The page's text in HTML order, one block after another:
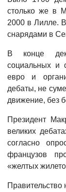
столько же в
2000 в Лилле.
снарядами в
В конце
социальных и
евро и
дебаты, не
движение, без
Президент
великих
согласно
французов
«желтых
Правительство